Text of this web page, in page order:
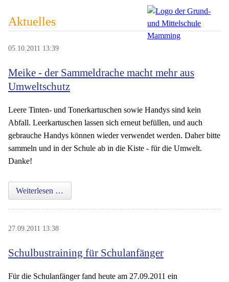
Aktuelles
05.10.2011 13:39
Meike - der Sammeldrache macht mehr aus
Umweltschutz
Leere Tinten- und Tonerkartuschen sowie Handys sind kein
Abfall. Leerkartuschen lassen sich erneut befüllen, und auch
gebrauche Handys können wieder verwendet werden. Daher bitte
sammeln und in der Schule ab in die Kiste - für die Umwelt.
Danke!
Weiterlesen …
27.09.2011 13:38
Schulbustraining für Schulanfänger
Für die Schulanfänger fand heute am 27.09.2011 ein